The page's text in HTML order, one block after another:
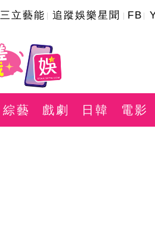
三立藝能 追蹤娛樂星聞 FB
綜藝 戲劇 日韓 電影